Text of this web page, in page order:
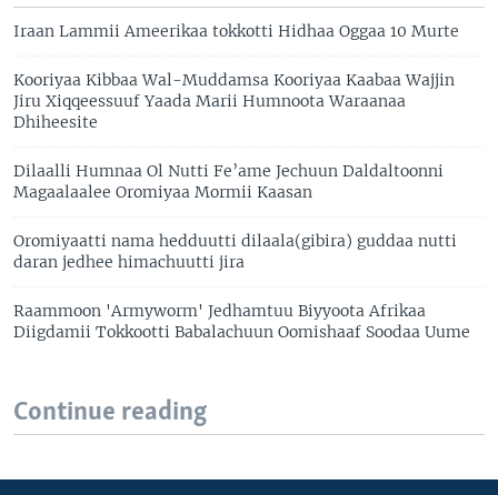
Iraan Lammii Ameerikaa tokkotti Hidhaa Oggaa 10 Murte
Kooriyaa Kibbaa Wal-Muddamsa Kooriyaa Kaabaa Wajjin
Jiru Xiqqeessuuf Yaada Marii Humnoota Waraanaa
Dhiheesite
Dilaalli Humnaa Ol Nutti Fe’ame Jechuun Daldaltoonni
Magaalaalee Oromiyaa Mormii Kaasan
Oromiyaatti nama hedduutti dilaala(gibira) guddaa nutti
daran jedhee himachuutti jira
Raammoon 'Armyworm' Jedhamtuu Biyyoota Afrikaa
Diigdamii Tokkootti Babalachuun Oomishaaf Soodaa Uume
Continue reading